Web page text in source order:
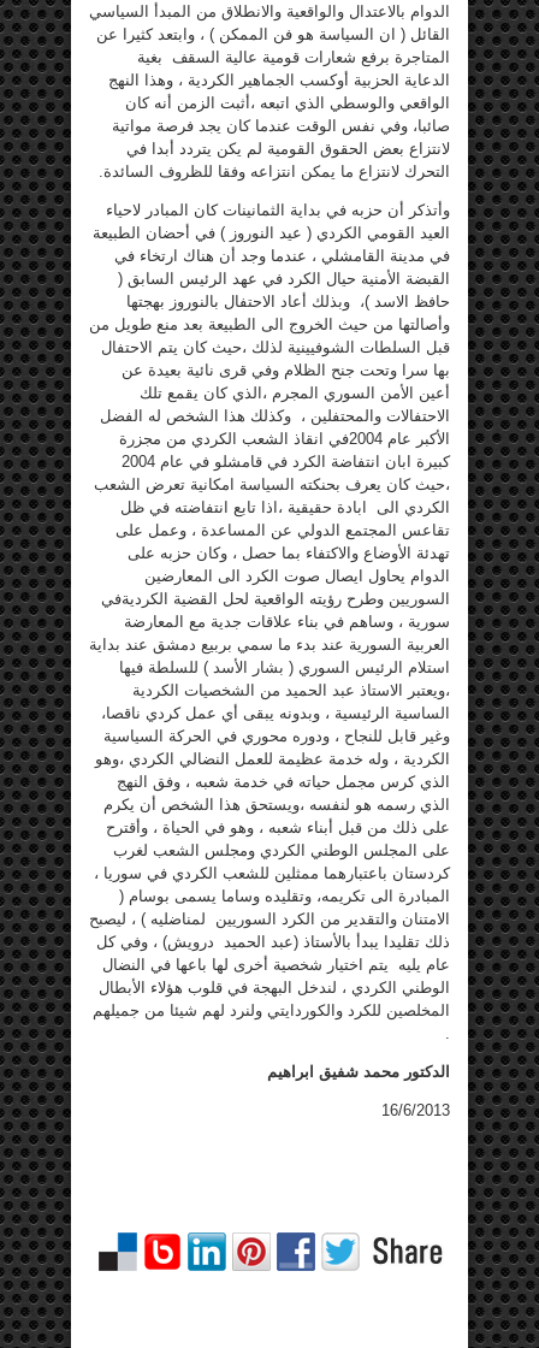
الدوام بالاعتدال والواقعية والانطلاق من المبدأ السياسي
القائل ( ان السياسة هو فن الممكن ) ، وابتعد كثيرا عن
المتاجرة برفع شعارات قومية عالية السقف بغية
الدعاية الحزبية أوكسب الجماهير الكردية ، وهذا النهج
الواقعي والوسطي الذي اتبعه ،أثبت الزمن أنه كان
صائبا، وفي نفس الوقت عندما كان يجد فرصة مواتية
لانتزاع بعض الحقوق القومية لم يكن يتردد أبدا في
التحرك لانتزاع ما يمكن انتزاعه وفقا للظروف السائدة.
وأتذكر أن حزبه في بداية الثمانينات كان المبادر لاحياء
العيد القومي الكردي ( عيد النوروز ) في أحضان الطبيعة
في مدينة القامشلي ، عندما وجد أن هناك ارتخاء في
القبضة الأمنية حيال الكرد في عهد الرئيس السابق (
حافظ الاسد )، وبذلك أعاد الاحتفال بالنوروز بهجتها
وأصالتها من حيث الخروج الى الطبيعة بعد منع طويل من
قبل السلطات الشوفيينية لذلك ،حيث كان يتم الاحتفال
بها سرا وتحت جنح الظلام وفي قرى نائية بعيدة عن
أعين الأمن السوري المجرم ،الذي كان يقمع تلك
الاحتفالات والمحتفلين ، وكذلك هذا الشخص له الفضل
الأكبر عام 2004في انقاذ الشعب الكردي من مجزرة
كبيرة ابان انتفاضة الكرد في قامشلو في عام 2004
،حيث كان يعرف بحنكته السياسة امكانية تعرض الشعب
الكردي الى ابادة حقيقية ،اذا تابع انتفاضته في ظل
تقاعس المجتمع الدولي عن المساعدة ، وعمل على
تهدئة الأوضاع والاكتفاء بما حصل ، وكان حزبه على
الدوام يحاول ايصال صوت الكرد الى المعارضين
السوريين وطرح رؤيته الواقعية لحل القضية الكرديةفي
سورية ، وساهم في بناء علاقات جدية مع المعارضة
العربية السورية عند بدء ما سمي بربيع دمشق عند بداية
استلام الرئيس السوري ( بشار الأسد ) للسلطة فيها
،ويعتبر الاستاذ عبد الحميد من الشخصيات الكردية
الساسية الرئيسية ، وبدونه يبقى أي عمل كردي ناقصا،
وغير قابل للنجاح ، ودوره محوري في الحركة السياسية
الكردية ، وله خدمة عظيمة للعمل النضالي الكردي ،وهو
الذي كرس مجمل حياته في خدمة شعبه ، وفق النهج
الذي رسمه هو لنفسه ،ويستحق هذا الشخص أن يكرم
على ذلك من قبل أبناء شعبه ، وهو في الحياة ، وأقترح
على المجلس الوطني الكردي ومجلس الشعب لغرب
كردستان باعتبارهما ممثلين للشعب الكردي في سوريا ،
المبادرة الى تكريمه، وتقليده وساما يسمى بوسام (
الامتنان والتقدير من الكرد السوريين لمناضليه ) ، ليصبح
ذلك تقليدا يبدأ بالأستاذ (عبد الحميد درويش) ، وفي كل
عام يليه يتم اختيار شخصية أخرى لها باعها في النضال
الوطني الكردي ، لندخل البهجة في قلوب هؤلاء الأبطال
المخلصين للكرد والكوردايتي ولنرد لهم شيئا من جميلهم
.
الدكتور محمد شفيق ابراهيم
16/6/2013